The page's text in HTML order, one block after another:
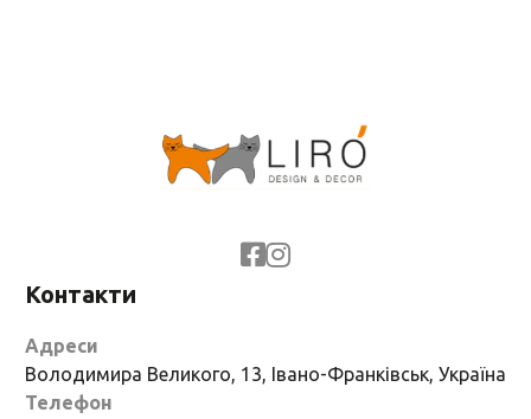
Контакти
Адреси
Володимира Великого, 13, Івано-Франківськ, Україна
Телефон